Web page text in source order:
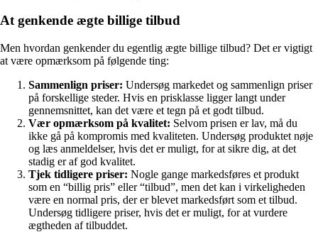
At genkende ægte billige tilbud
Men hvordan genkender du egentlig ægte billige tilbud? Det er vigtigt
at være opmærksom på følgende ting:
Sammenlign priser: Undersøg markedet og sammenlign priser
på forskellige steder. Hvis en prisklasse ligger langt under
gennemsnittet, kan det være et tegn på et godt tilbud.
Vær opmærksom på kvalitet: Selvom prisen er lav, må du
ikke gå på kompromis med kvaliteten. Undersøg produktet nøje
og læs anmeldelser, hvis det er muligt, for at sikre dig, at det
stadig er af god kvalitet.
Tjek tidligere priser: Nogle gange markedsføres et produkt
som en “billig pris” eller “tilbud”, men det kan i virkeligheden
være en normal pris, der er blevet markedsført som et tilbud.
Undersøg tidligere priser, hvis det er muligt, for at vurdere
ægtheden af tilbuddet.